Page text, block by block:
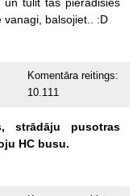
vanagi, balsojiet.. :D
Komentāra reitings:
10.111
strādāju
pusotras
HC busu.